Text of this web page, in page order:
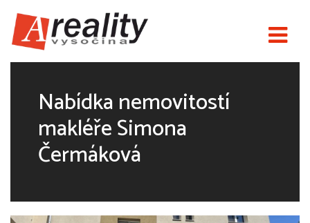
Nabídka nemovitostí
makléře Simona
Čermáková